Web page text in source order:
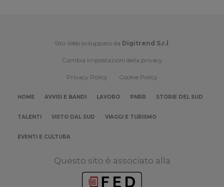
Sito Web sviluppato da Digitrend S.r.l .
Cambia impostazioni della privacy
Privacy Policy Cookie Policy
HOME AVVISI E BANDI LAVORO PNRR STORIE DEL SUD
TALENTI VISTO DAL SUD VIAGGI E TURISMO
EVENTI E CULTURA
Questo sito è associato alla